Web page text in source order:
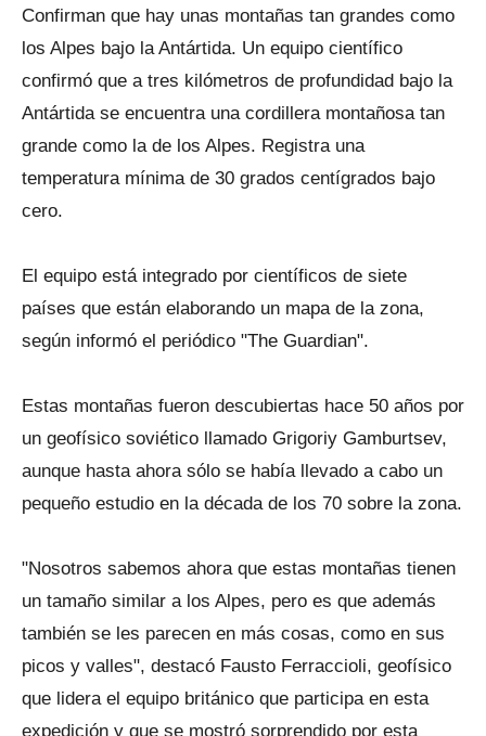
Confirman que hay unas montañas tan grandes como
los Alpes bajo la Antártida. Un equipo científico
confirmó que a tres kilómetros de profundidad bajo la
Antártida se encuentra una cordillera montañosa tan
grande como la de los Alpes. Registra una
temperatura mínima de 30 grados centígrados bajo
cero.
El equipo está integrado por científicos de siete
países que están elaborando un mapa de la zona,
según informó el periódico "The Guardian".
Estas montañas fueron descubiertas hace 50 años por
un geofísico soviético llamado Grigoriy Gamburtsev,
aunque hasta ahora sólo se había llevado a cabo un
pequeño estudio en la década de los 70 sobre la zona.
"Nosotros sabemos ahora que estas montañas tienen
un tamaño similar a los Alpes, pero es que además
también se les parecen en más cosas, como en sus
picos y valles", destacó Fausto Ferraccioli, geofísico
que lidera el equipo británico que participa en esta
expedición y que se mostró sorprendido por esta